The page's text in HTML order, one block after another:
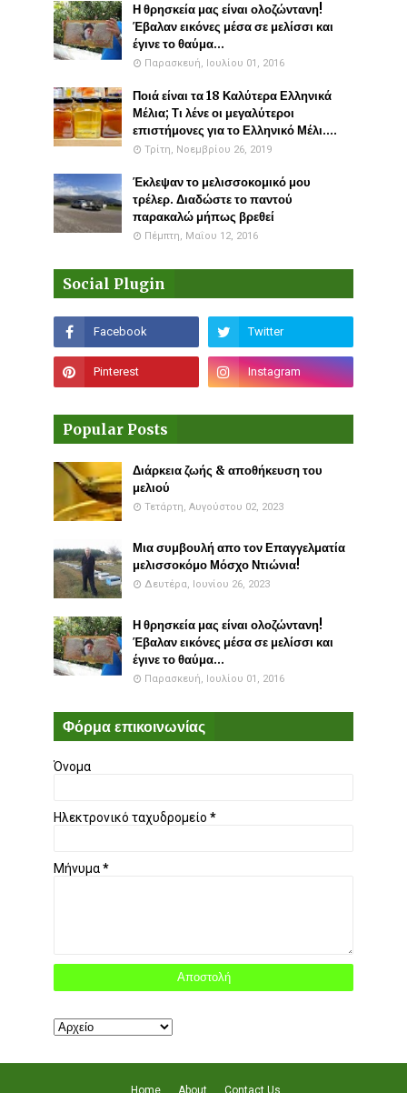
Η θρησκεία μας είναι ολοζώντανη!
Έβαλαν εικόνες μέσα σε μελίσσι και
έγινε το θαύμα...
Παρασκευή, Ιουλίου 01, 2016
Ποιά είναι τα 18 Καλύτερα Ελληνικά
Μέλια; Τι λένε οι μεγαλύτεροι
επιστήμονες για το Ελληνικό Μέλι....
Τρίτη, Νοεμβρίου 26, 2019
Έκλεψαν το μελισσοκομικό μου
τρέλερ. Διαδώστε το παντού
παρακαλώ μήπως βρεθεί
Πέμπτη, Μαΐου 12, 2016
Social Plugin
Popular Posts
Διάρκεια ζωής & αποθήκευση του
μελιού
Τετάρτη, Αυγούστου 02, 2023
Μια συμβουλή απο τον Επαγγελματία
μελισσοκόμο Μόσχο Ντιώνια!
Δευτέρα, Ιουνίου 26, 2023
Η θρησκεία μας είναι ολοζώντανη!
Έβαλαν εικόνες μέσα σε μελίσσι και
έγινε το θαύμα...
Παρασκευή, Ιουλίου 01, 2016
Φόρμα επικοινωνίας
Όνομα
Ηλεκτρονικό ταχυδρομείο *
Μήνυμα*
Home About Contact Us